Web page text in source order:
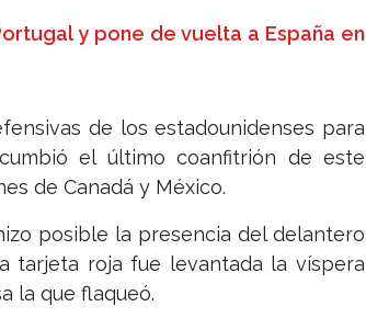
y pone de vuelta a España en
de los estadounidenses para
el último coanfitrión de este
de Canadá y México.
posible la presencia del delantero
tarjeta roja fue levantada la víspera
la que flaqueó.